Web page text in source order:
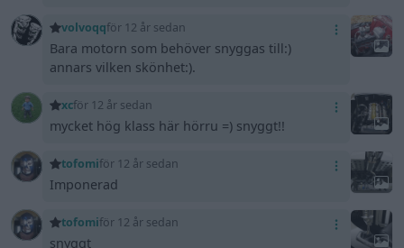
volvoqqför 12 år sedan
Bara motorn som behöver snyggas till:)
annars vilken skönhet:).
xcför 12 år sedan
mycket hög klass här hörru =) snyggt!!
tofomiför 12 år sedan
Imponerad
tofomiför 12 år sedan
snyggt